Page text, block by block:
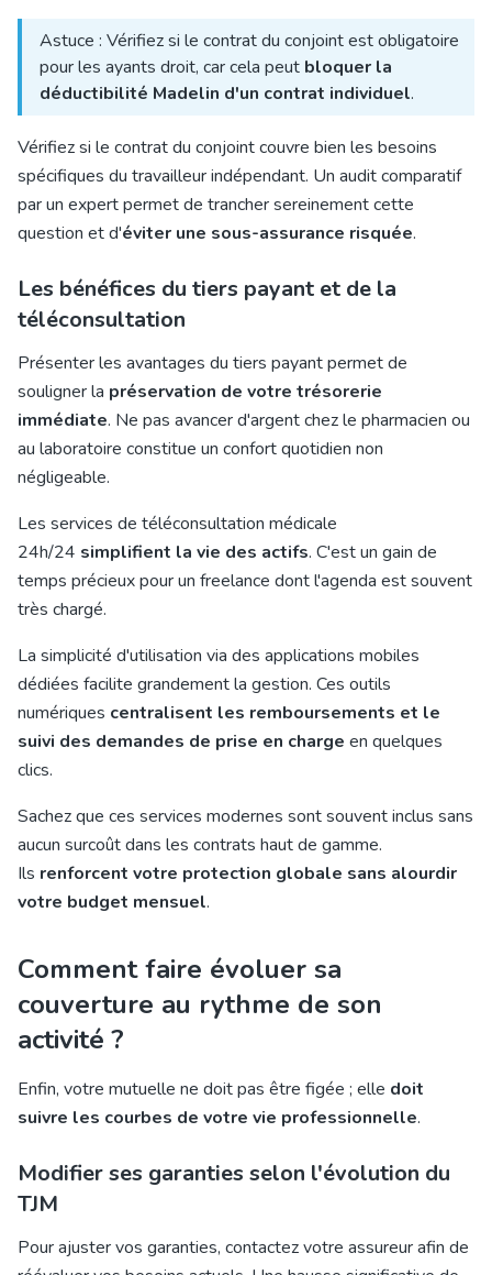
Astuce : Vérifiez si le contrat du conjoint est obligatoire
pour les ayants droit, car cela peut bloquer la
déductibilité Madelin d'un contrat individuel.
Vérifiez si le contrat du conjoint couvre bien les besoins
spécifiques du travailleur indépendant. Un audit comparatif
par un expert permet de trancher sereinement cette
question et d'éviter une sous-assurance risquée.
Les bénéfices du tiers payant et de la
téléconsultation
Présenter les avantages du tiers payant permet de
souligner la préservation de votre trésorerie
immédiate. Ne pas avancer d'argent chez le pharmacien ou
au laboratoire constitue un confort quotidien non
négligeable.
Les services de téléconsultation médicale
24h/24 simplifient la vie des actifs. C'est un gain de
temps précieux pour un freelance dont l'agenda est souvent
très chargé.
La simplicité d'utilisation via des applications mobiles
dédiées facilite grandement la gestion. Ces outils
numériques centralisent les remboursements et le
suivi des demandes de prise en charge en quelques
clics.
Sachez que ces services modernes sont souvent inclus sans
aucun surcoût dans les contrats haut de gamme.
Ils renforcent votre protection globale sans alourdir
votre budget mensuel.
Comment faire évoluer sa
couverture au rythme de son
activité ?
Enfin, votre mutuelle ne doit pas être figée ; elle doit
suivre les courbes de votre vie professionnelle.
Modifier ses garanties selon l'évolution du
TJM
Pour ajuster vos garanties, contactez votre assureur afin de